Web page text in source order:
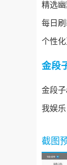
精选
每日
个性
金段
金段
我娱
截图